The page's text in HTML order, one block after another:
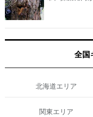
全国
北海道エリア
関東エリア